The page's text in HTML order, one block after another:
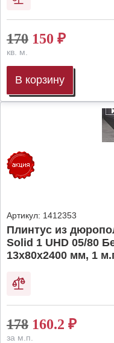
170 150 ₽
кв. м.
В корзину
Артикул: 1412353
Плинтус из
Solid 1 UHD 05/80
13х80х2400 мм, 1
178 160.2 ₽
за м.п.